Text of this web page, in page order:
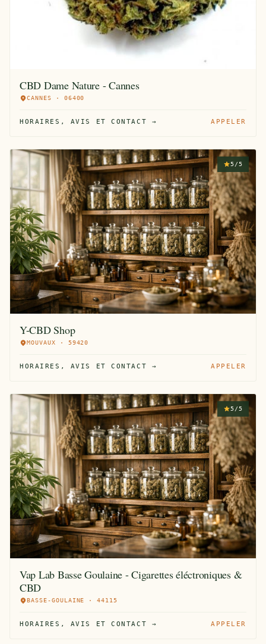
CBD Dame Nature - Cannes
CANNES · 06400
HORAIRES, AVIS ET CONTACT → APPELER
5/5
Y-CBD Shop
MOUVAUX · 59420
HORAIRES, AVIS ET CONTACT → APPELER
5/5
Vap Lab Basse Goulaine - Cigarettes éléctroniques &
CBD
BASSE-GOULAINE · 44115
HORAIRES, AVIS ET CONTACT → APPELER